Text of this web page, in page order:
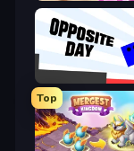
Opposite Day
Top